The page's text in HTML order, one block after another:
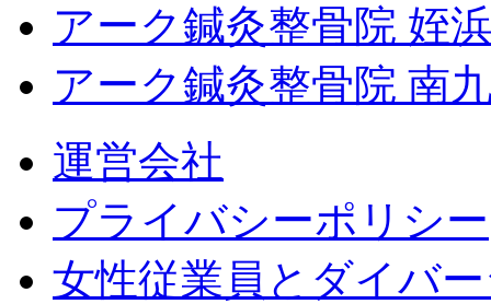
アーク鍼灸整骨院 姪
アーク鍼灸整骨院 南
運営会社
プライバシーポリシー
女性従業員とダイバ